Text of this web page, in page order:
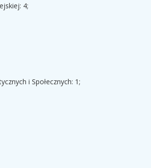
4;
i Społecznych: 1;